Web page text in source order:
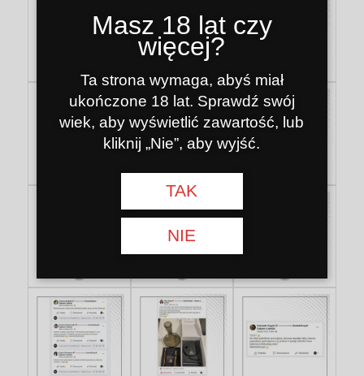
Masz 18 lat czy
więcej?
Ta strona wymaga, abyś miał
ukończone 18 lat. Sprawdź swój
wiek, aby wyświetlić zawartość, lub
kliknij „Nie”, aby wyjść.
TAK
NIE